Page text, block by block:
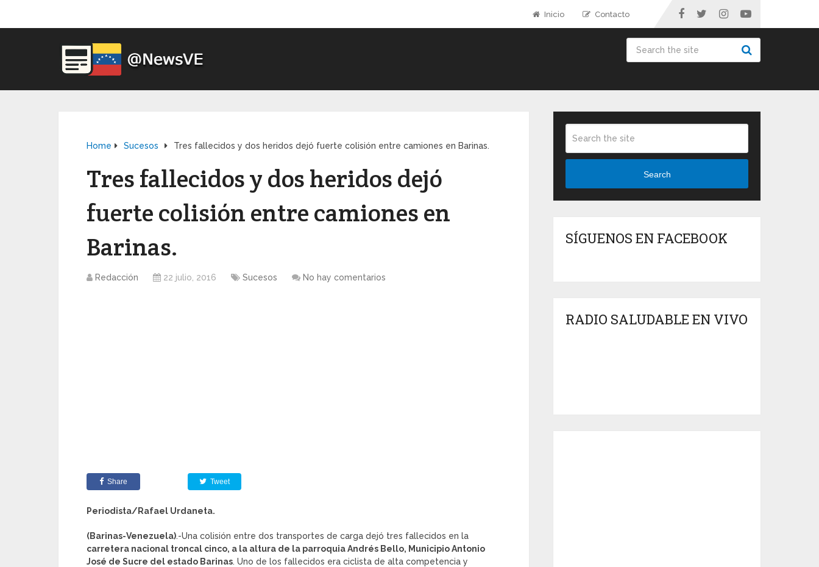
Inicio Contacto
Home Sucesos Tres fallecidos y dos heridos dejó fuerte colisión entre camiones en Barinas.
Tres fallecidos y dos heridos dejó
fuerte colisión entre camiones en
Barinas.
Redacción 22 julio, 2016 Sucesos No hay comentarios
Share Tweet
Periodista/Rafael Urdaneta.
(Barinas-Venezuela).-Una colisión entre dos transportes de carga dejó tres fallecidos en la
carretera nacional troncal cinco, a la altura de la parroquia Andrés Bello, Municipio Antonio
José de Sucre del estado Barinas. Uno de los fallecidos era ciclista de alta competencia y
Search
SÍGUENOS EN FACEBOOK
RADIO SALUDABLE EN VIVO